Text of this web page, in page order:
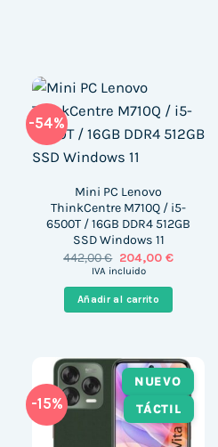
-54%
Mini PC Lenovo
ThinkCentre M710Q / i5-
6500T / 16GB DDR4 512GB
SSD Windows 11
442,00€ El
precio
era:
442,00 €.
204,00 €El
es:
204,00
IVA incluido
Añadir al carrito
-15%
NUEVO
TÁCTIL